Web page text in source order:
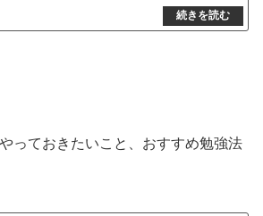
っておきたいこと、おすすめ勉強法